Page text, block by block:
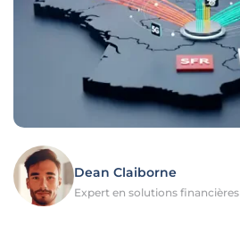
Dean Claiborne
Expert en solutions financières